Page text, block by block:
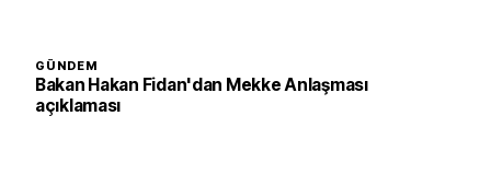
GÜNDEM
Bakan Hakan Fidan'dan Mekke Anlaşması
açıklaması